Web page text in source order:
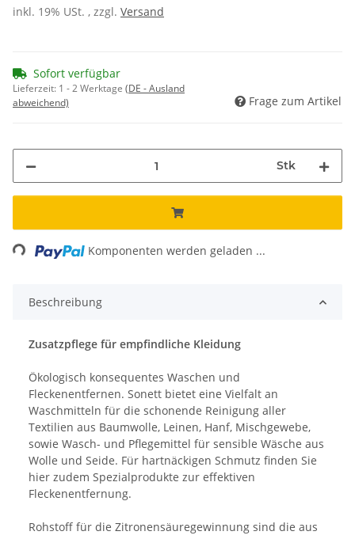
inkl. 19% USt. , zzgl. Versand
Sofort verfügbar
Lieferzeit: 1 - 2 Werktage (DE - Ausland
abweichend)
Frage zum Artikel
Stk
Komponenten werden geladen ...
Beschreibung
Zusatzpflege für empfindliche Kleidung
Ökologisch konsequentes Waschen und
Fleckenentfernen. Sonett bietet eine Vielfalt an
Waschmitteln für die schonende Reinigung aller
Textilien aus Baumwolle, Leinen, Hanf, Mischgewebe,
sowie Wasch- und Pflegemittel für sensible Wäsche aus
Wolle und Seide. Für hartnäckigen Schmutz finden Sie
hier zudem Spezialprodukte zur effektiven
Fleckenentfernung.
Rohstoff für die Zitronensäuregewinnung sind die aus